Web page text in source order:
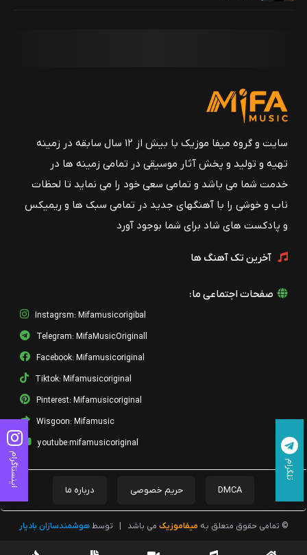
سایت و گروه میفا موزیک با بیش از ۱۲ سال سابقه در زمینه
تهیه و تولید و پخش آثار موسیقی در تمامی زمینه ها در
خدمت شما می باشد و تمامی سعی خود را می نماید تا لحظات
ناب و خوشی را با آهنگهای جدید در تمامی سبک ها و ریمیکس
و پادکست های شاد برای شما بوجود آورد
آخرین تک آهنگ ها
صفحات اجتماعی ما:
Instagrsm: Mifamusicorigibal
Telegram: MifaMusicOriginall
Facebook: Mifamusicoriginal
Tiktok: Mifamusicoriginal
Pinterest: Mifamusicoriginal
Wisgoon: Mifamusic
youtube:mifamusicoriginal
DMCA حریم خصوصی درباره ما
© تمامی حقوق متعلق به میفاموزیک می باشد توسطهوشمندسازان بادیار
اینستاگرام تلگرام